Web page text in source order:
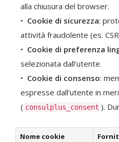
alla chiusura del browser.
Cookie di sicurezza:
attività fraudolente (es.
Cookie di preferenza
selezionata dall'utente.
Cookie di consenso:
espresse dall'utente in
( consulplus_consent ).
Nome cookie